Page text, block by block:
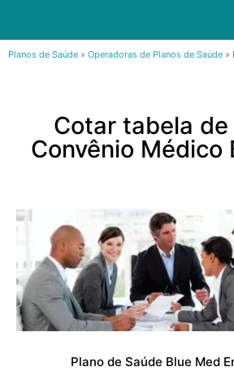
Planos de Saúde » Operadoras de Planos de Saúde »
Cotar tabela
Convênio Médico
Plano de Saúde Blue Med